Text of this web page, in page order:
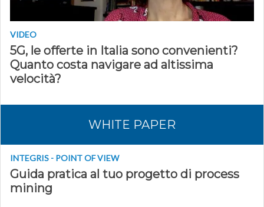
VIDEO
5G, le offerte in Italia sono convenienti?
Quanto costa navigare ad altissima
velocità?
WHITE PAPER
INTEGRIS - POINT OF VIEW
Guida pratica al tuo progetto di process
mining